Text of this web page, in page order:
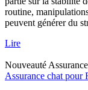
routine,
peuvent générer du
Lire
Nouveauté
Assurance chat pour